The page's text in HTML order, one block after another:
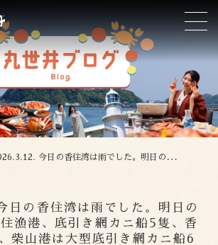
今日の香住湾は雨でした。明日の入港船は、香住漁港、底引き網カニ船5隻、香住がに船7隻、柴山港は大型底引き網カニ船6隻の入港です。
の香住湾は雨でした。明日の
漁港、底引き網カニ船5隻、香
柴山港は大型底引き網カニ船6